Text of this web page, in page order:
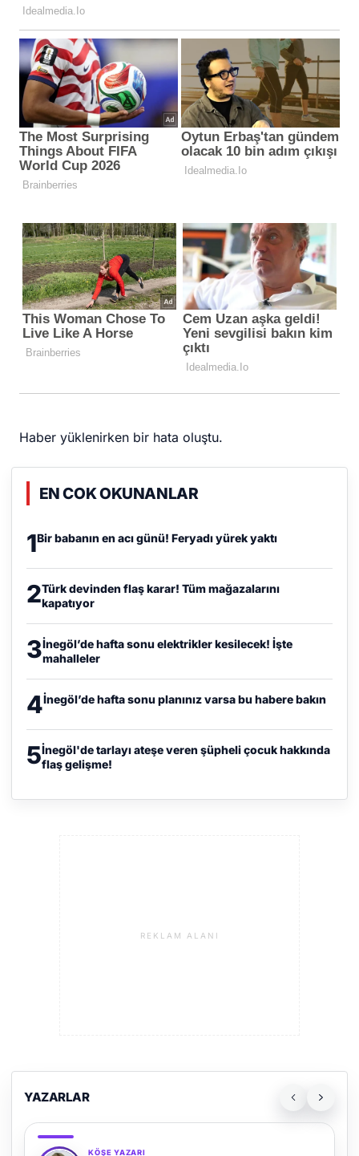
Haber yüklenirken bir hata oluştu.
EN COK OKUNANLAR
1Bir babanın en acı günü! Feryadı yürek yaktı
2Türk devinden flaş karar! Tüm mağazalarını
kapatıyor
3İnegöl’de hafta sonu elektrikler kesilecek! İşte
mahalleler
4İnegöl’de hafta sonu planınız varsa bu habere bakın
5İnegöl'de tarlayı ateşe veren şüpheli çocuk hakkında
flaş gelişme!
REKLAM ALANI
YAZARLAR
KÖŞE YAZARI